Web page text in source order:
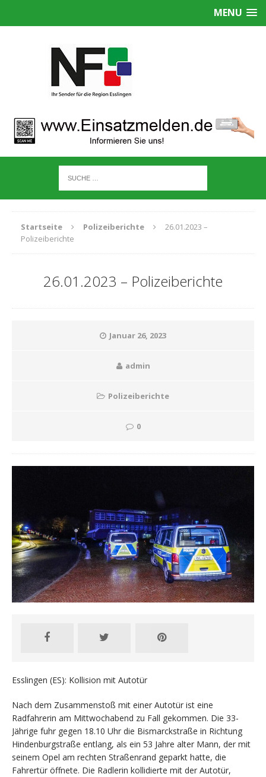
MENU
Startseite Polizeiberichte
26.01.2023 –
Polizeiberichte
26.01.2023 – Polizeiberichte
Januar 26, 2023
admin
Polizeiberichte
0
Esslingen (ES): Kollision mit Autotür
Nach dem Zusammenstoß mit einer Autotür ist eine
Radfahrerin am Mittwochabend zu Fall gekommen. Die 33-
Jährige fuhr gegen 18.10 Uhr die Bismarckstraße in Richtung
Hindenburgstraße entlang, als ein 53 Jahre alter Mann, der mit
seinem Opel am rechten Straßenrand geparkt hatte, die
Fahrertür öffnete. Die Radlerin kollidierte mit der Autotür,